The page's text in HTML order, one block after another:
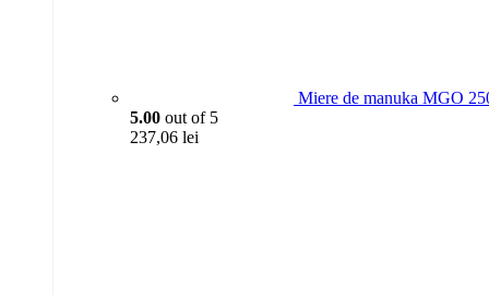
Miere de manuka MGO
5.00 out of 5
237,06 lei